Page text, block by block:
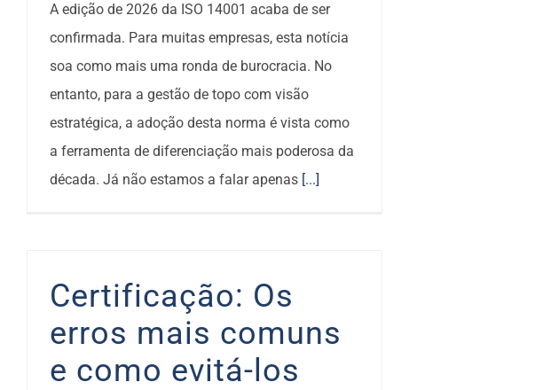
A edição de 2026 da ISO 14001 acaba de ser
confirmada. Para muitas empresas, esta notícia
soa como mais uma ronda de burocracia. No
entanto, para a gestão de topo com visão
estratégica, a adoção desta norma é vista como
a ferramenta de diferenciação mais poderosa da
década. Já não estamos a falar apenas [...]
Certificação: Os
erros mais comuns
e como evitá-los